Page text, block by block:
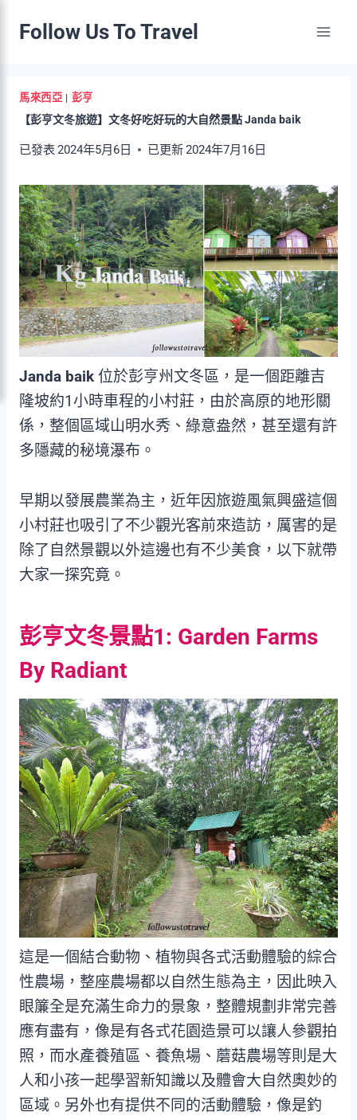
Follow Us To Travel
馬來西亞 | 彭亨
【彭亨文冬旅遊】文冬好吃好玩的大自然景點 Janda baik
已發表2024年5月6日 已更新2024年7月16日
Janda baik 位於彭亨州文冬區，是一個距離吉
隆坡約1小時車程的小村莊，由於高原的地形關
係，整個區域山明水秀、綠意盎然，甚至還有許
多隱藏的秘境瀑布。
早期以發展農業為主，近年因旅遊風氣興盛這個
小村莊也吸引了不少觀光客前來造訪，厲害的是
除了自然景觀以外這邊也有不少美食，以下就帶
大家一探究竟。
彭亨文冬景點1: Garden Farms
By Radiant
這是一個結合動物、植物與各式活動體驗的綜合
性農場，整座農場都以自然生態為主，因此映入
眼簾全是充滿生命力的景象，整體規劃非常完善
應有盡有，像是有各式花園造景可以讓人參觀拍
照，而水產養殖區、養魚場、蘑菇農場等則是大
人和小孩一起學習新知識以及體會大自然奧妙的
區域。另外也有提供不同的活動體驗，像是釣